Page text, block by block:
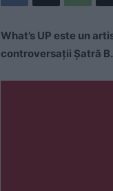
What’s UP este un
controversaţii Şatră